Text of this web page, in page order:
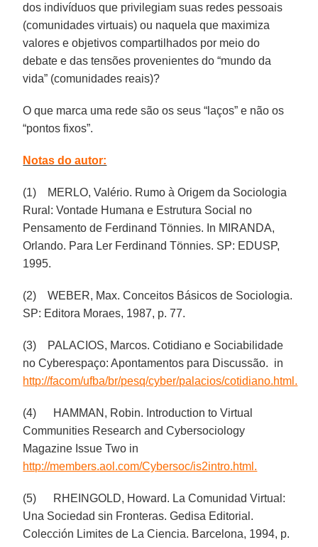
dos indivíduos que privilegiam suas redes pessoais
(comunidades virtuais) ou naquela que maximiza
valores e objetivos compartilhados por meio do
debate e das tensões provenientes do “mundo da
vida” (comunidades reais)?
O que marca uma rede são os seus “laços” e não os
“pontos fixos”.
Notas do autor:
(1) MERLO, Valério. Rumo à Origem da Sociologia
Rural: Vontade Humana e Estrutura Social no
Pensamento de Ferdinand Tönnies. In MIRANDA,
Orlando. Para Ler Ferdinand Tönnies. SP: EDUSP,
1995.
(2) WEBER, Max. Conceitos Básicos de Sociologia.
SP: Editora Moraes, 1987, p. 77.
(3) PALACIOS, Marcos. Cotidiano e Sociabilidade
no Cyberespaço: Apontamentos para Discussão. in
http://facom/ufba/br/pesq/cyber/palacios/cotidiano.html.
(4) HAMMAN, Robin. Introduction to Virtual
Communities Research and Cybersociology
Magazine Issue Two in
http://members.aol.com/Cybersoc/is2intro.html.
(5) RHEINGOLD, Howard. La Comunidad Virtual:
Una Sociedad sin Fronteras. Gedisa Editorial.
Colección Limites de La Ciencia. Barcelona, 1994, p.